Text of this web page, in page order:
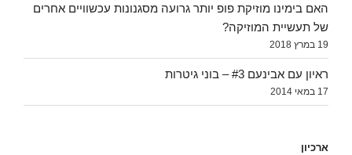
האם בימינו מוזיקת פופ יותר גרועה מסגנונות עכשוויים אחרים
של תעשיית המוזיקה?
19 במרץ 2018
ראיון עם אבינעם #3 – בוני גיטרות
17 במאי 2014
ארכיון